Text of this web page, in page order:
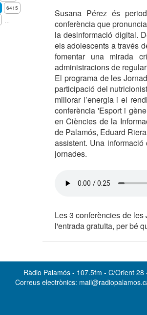
Susana Pérez és
conferència que
la desinformació digital.
els adolescents a través
fomentar una mirada
administracions de
El programa de les
participació del
millorar l’energia i el
conferència 'Esport i
en Ciències de la
de Palamós, Eduard
assistent. Una
jornades.
Les 3 conferències de
l'entrada gratuïta, per bé
6415
…
Ràdio Palamós - 107.5fm - C/Orient
Correus electrònics: